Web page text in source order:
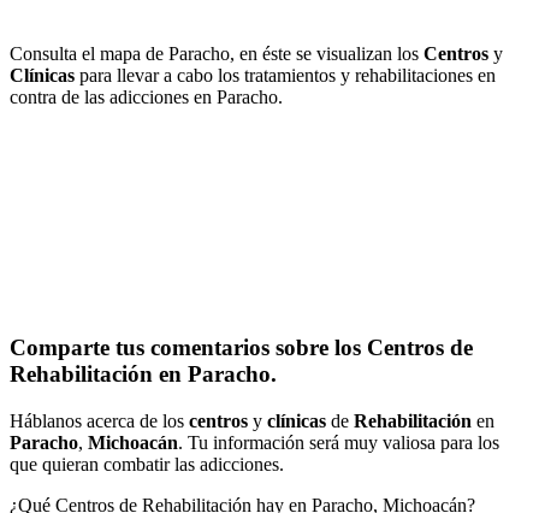
Consulta el mapa de Paracho, en éste se visualizan los Centros y
Clínicas para llevar a cabo los tratamientos y rehabilitaciones en
contra de las adicciones en Paracho.
Comparte tus comentarios sobre los Centros de
Rehabilitación en Paracho.
Háblanos acerca de los centros y clínicas de Rehabilitación en
Paracho, Michoacán. Tu información será muy valiosa para los
que quieran combatir las adicciones.
¿Qué Centros de Rehabilitación hay en Paracho, Michoacán?